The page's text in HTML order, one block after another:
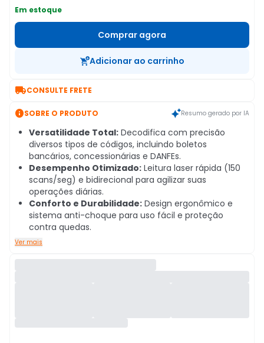
Em estoque
Comprar agora
Adicionar ao carrinho
CONSULTE FRETE
SOBRE O PRODUTO Resumo gerado por IA
Versatilidade Total: Decodifica com precisão
diversos tipos de códigos, incluindo boletos
bancários, concessionárias e DANFEs.
Desempenho Otimizado: Leitura laser rápida (150
scans/seg) e bidirecional para agilizar suas
operações diárias.
Conforto e Durabilidade: Design ergonômico e
sistema anti-choque para uso fácil e proteção
contra quedas.
Ver mais